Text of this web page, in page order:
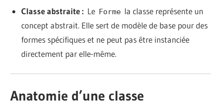
Classe abstraite : Le Formela classe représente un
concept abstrait. Elle sert de modèle de base pour des
formes spécifiques et ne peut pas être instanciée
directement par elle-même.
Anatomie d’une classe